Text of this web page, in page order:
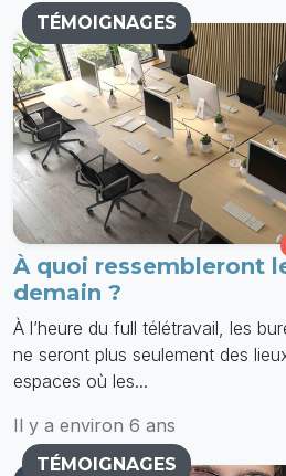
TÉMOIGNAGES
À quoi ressembleront
demain ?
À l’heure du full télétravail, les
ne seront plus seulement des
espaces où les...
Il y a environ 6 ans
TÉMOIGNAGES